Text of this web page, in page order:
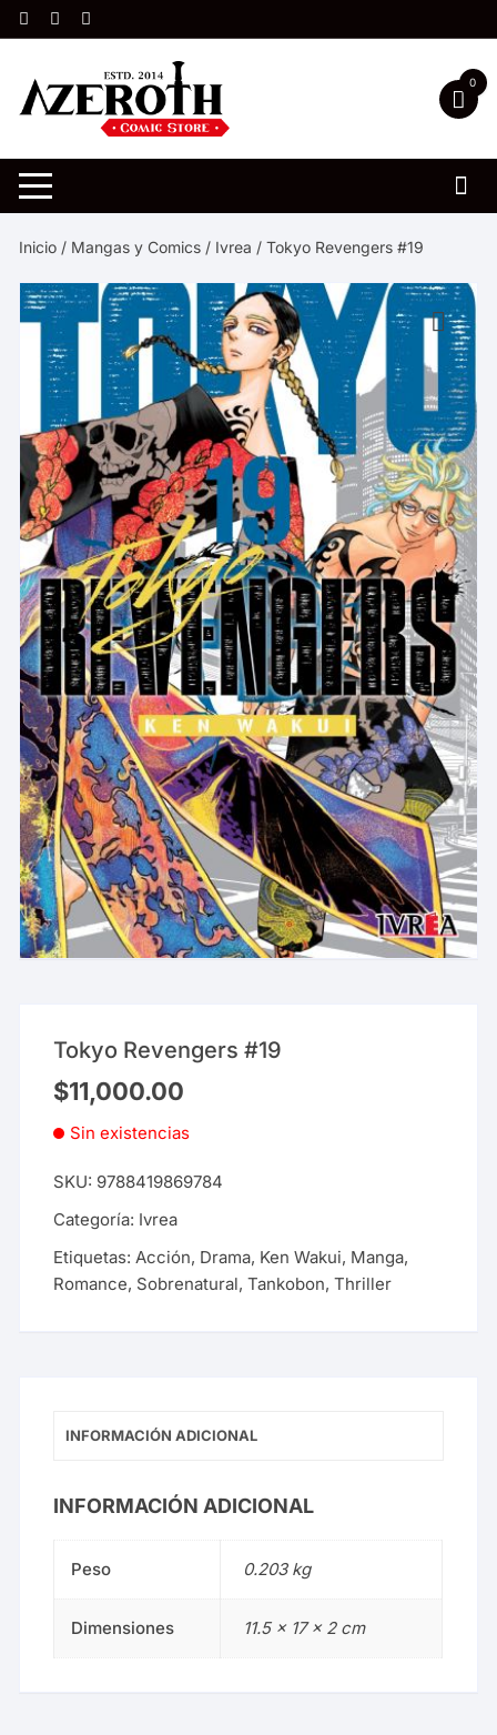
Saltar
al
0
Inicio / Mangas y Comics / Ivrea / Tokyo Revengers #19
Tokyo Revengers #19
$11,000.00
Sin existencias
SKU: 9788419869784
Categoría: Ivrea
Etiquetas:Acción, Drama, Ken Wakui, Manga,
Romance, Sobrenatural,Tankobon,Thriller
INFORMACIÓN ADICIONAL
INFORMACIÓN ADICIONAL
Peso 0.203 kg
Dimensiones 11.5 × 17 × 2 cm